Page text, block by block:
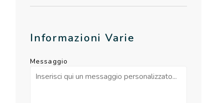
Informazioni Varie
Messaggio